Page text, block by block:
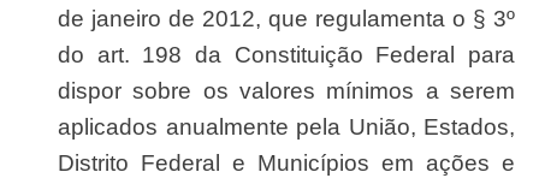
de janeiro de 2012, que regulamenta o § 3º
do art. 198 da Constituição Federal para
dispor sobre os valores mínimos a serem
aplicados anualmente pela União, Estados,
Distrito Federal e Municípios em ações e